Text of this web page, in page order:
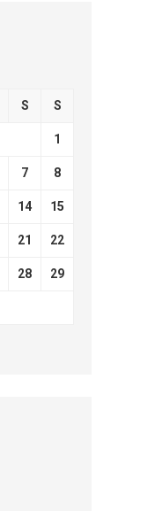
S S
1
7 8
14 15
21 22
28 29